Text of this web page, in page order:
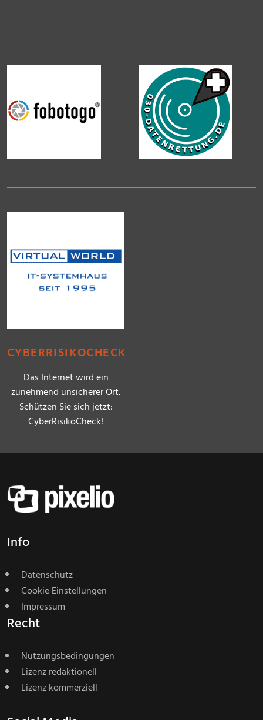
CYBERRISIKOCHECK
Das Internet wird ein
zunehmend unsicherer Ort.
Schützen Sie sich jetzt:
CyberRisikoCheck!
Info
Datenschutz
Cookie Einstellungen
Impressum
Recht
Nutzungsbedingungen
Lizenz redaktionell
Lizenz kommerziell